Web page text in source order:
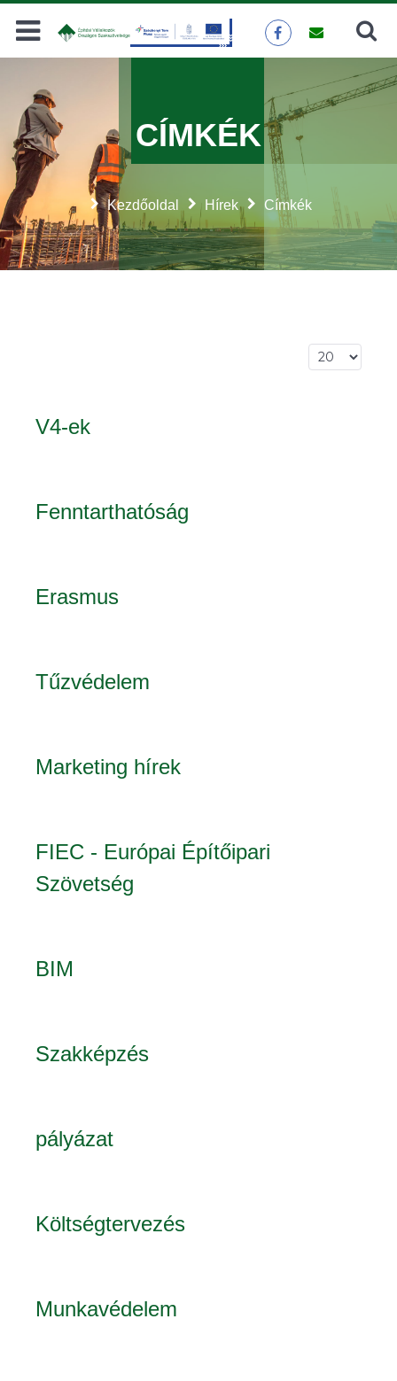
Keresés
Kezdőoldal Hírek Címkék
CÍMKÉK
Tételek #
V4-ek
Fenntarthatóság
Erasmus
Tűzvédelem
Marketing hírek
FIEC - Európai Építőipari
Szövetség
BIM
Szakképzés
pályázat
Költségtervezés
Munkavédelem